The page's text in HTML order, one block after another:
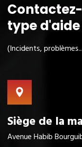
type
(Incidents,
Siège de la
Avenue Habib